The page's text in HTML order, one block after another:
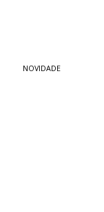
NOVIDADE